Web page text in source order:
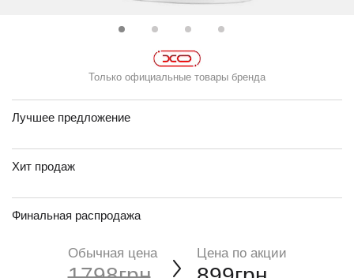
Только официальные товары бренда
Лучшее предложение
Хит продаж
Финальная распродажа
Обычная цена Цена по акции